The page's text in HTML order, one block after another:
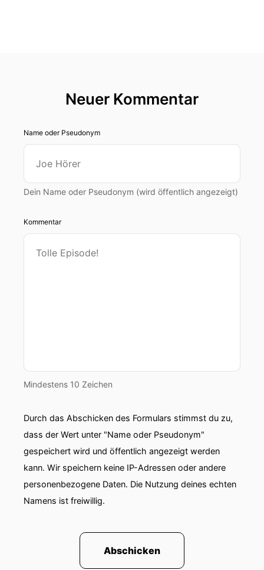
Neuer Kommentar
Name oder Pseudonym
Dein Name oder Pseudonym (wird öffentlich angezeigt)
Kommentar
Mindestens 10 Zeichen
Durch das Abschicken des Formulars stimmst du zu,
dass der Wert unter "Name oder Pseudonym"
gespeichert wird und öffentlich angezeigt werden
kann. Wir speichern keine IP-Adressen oder andere
personenbezogene Daten. Die Nutzung deines echten
Namens ist freiwillig.
Abschicken